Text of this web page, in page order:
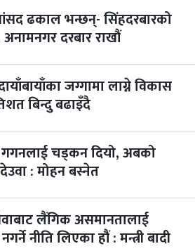
ढकाल भन्छन्- सिंहदरबारको
दरबार राखौं
जग्गामा लाग्ने विकास
बिन्दु बढाइँदै
गगनलाई चड्कन दियो, अबको
: मोहन बस्नेत
लैंगिक असमानतालाई
नीति लिएका हौं : मन्त्री बादी